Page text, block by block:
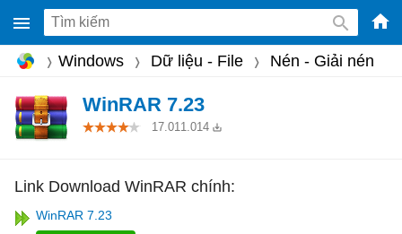
-
Windows Dữ liệu - File Nén - Giải nén
WinRAR 7.23
17.011.014
Link Download WinRAR chính:
WinRAR 7.23